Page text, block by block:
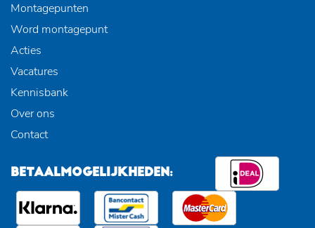
Montagepunten
Word montagepunt
Acties
Vacatures
Kennisbank
Over ons
Contact
BETAALMOGELIJKHEDEN: